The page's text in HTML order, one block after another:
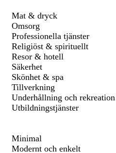
Mat & dryck
Omsorg
Professionella tjänster
Religiöst & spirituellt
Resor & hotell
Säkerhet
Skönhet & spa
Tillverkning
Underhållning och rekreation
Utbildningstjänster
Minimal
Modernt och enkelt